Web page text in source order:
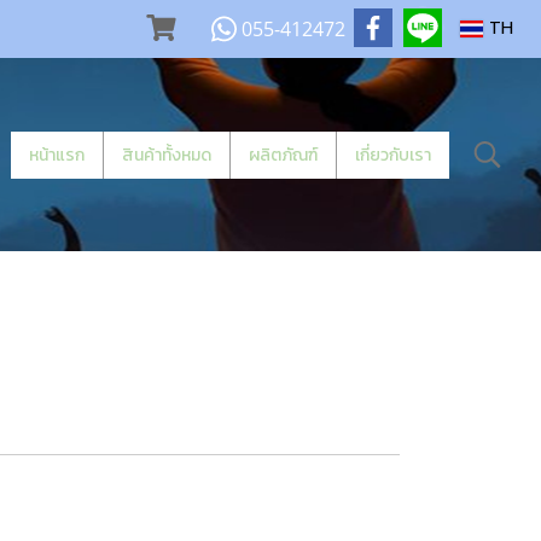
055-412472 TH
หน้าแรก สินค้าทั้งหมด ผลิตภัณฑ์ เกี่ยวกับเรา